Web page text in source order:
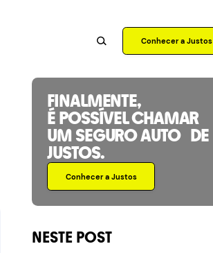
Conhecer a Justos
FINALMENTE,
É POSSÍVEL CHAMAR
UM SEGURO AUTO DE
JUSTOS.
Conhecer a Justos
NESTE POST